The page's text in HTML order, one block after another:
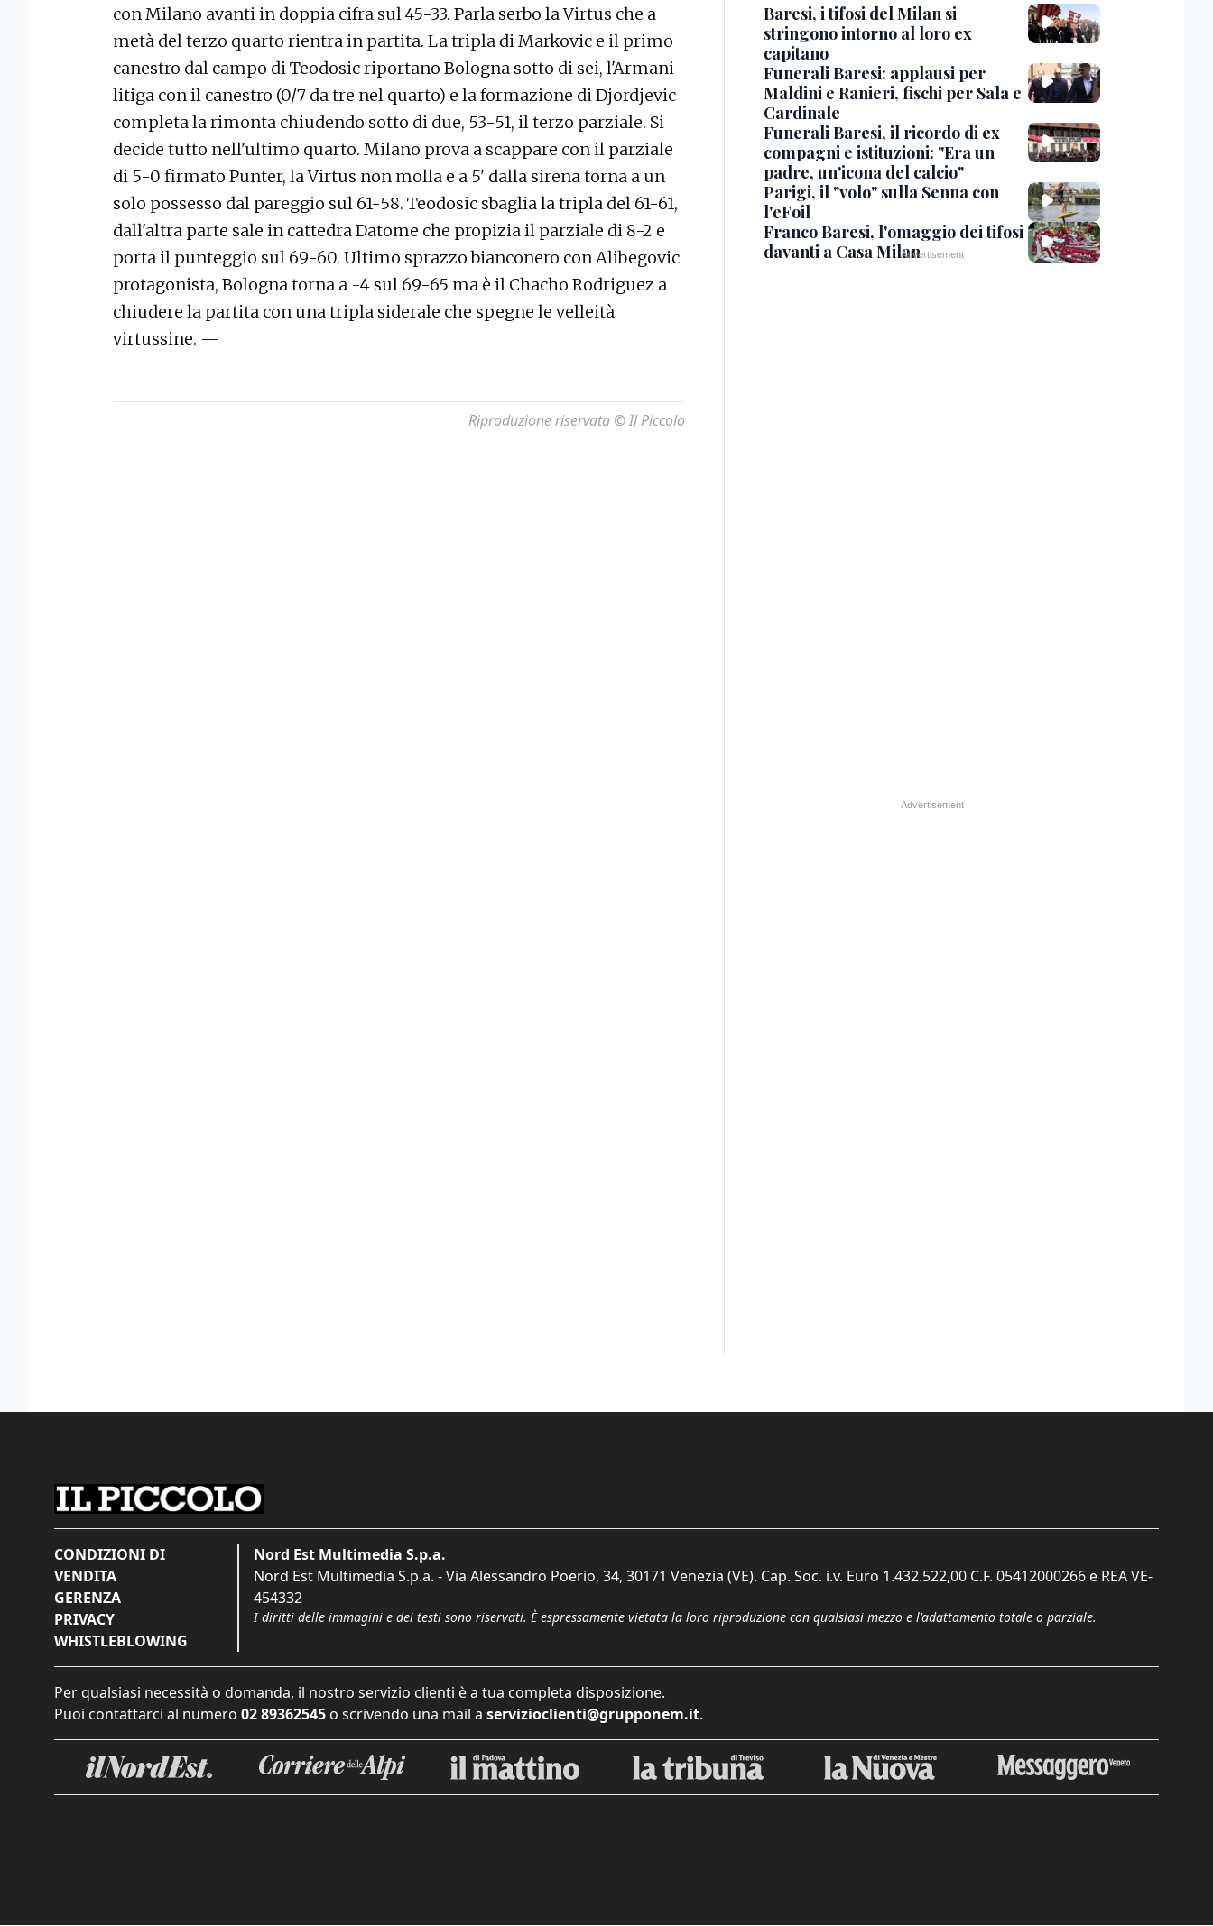
con Milano avanti in doppia cifra sul 45-33. Parla serbo la Virtus che a
metà del terzo quarto rientra in partita. La tripla di Markovic e il primo
canestro dal campo di Teodosic riportano Bologna sotto di sei, l'Armani
litiga con il canestro (0/7 da tre nel quarto) e la formazione di Djordjevic
completa la rimonta chiudendo sotto di due, 53-51, il terzo parziale. Si
decide tutto nell'ultimo quarto. Milano prova a scappare con il parziale
di 5-0 firmato Punter, la Virtus non molla e a 5' dalla sirena torna a un
solo possesso dal pareggio sul 61-58. Teodosic sbaglia la tripla del 61-61,
dall'altra parte sale in cattedra Datome che propizia il parziale di 8-2 e
porta il punteggio sul 69-60. Ultimo sprazzo bianconero con Alibegovic
protagonista, Bologna torna a -4 sul 69-65 ma è il Chacho Rodriguez a
chiudere la partita con una tripla siderale che spegne le velleità
virtussine. —
Riproduzione riservata © Il Piccolo
Baresi, i tifosi del Milan si
stringono intorno al loro ex
capitano
Funerali Baresi: applausi per
Maldini e Ranieri, fischi per Sala e
Cardinale
Funerali Baresi, il ricordo di ex
compagni e istituzioni: "Era un
padre, un'icona del calcio"
Parigi, il "volo" sulla Senna con
l'eFoil
Franco Baresi, l'omaggio dei tifosi
davanti a Casa Milan
CONDIZIONI DI
VENDITA
GERENZA
PRIVACY
WHISTLEBLOWING
Nord Est Multimedia S.p.a.
Nord Est Multimedia S.p.a. - Via Alessandro Poerio, 34, 30171 Venezia (VE). Cap. Soc. i.v. Euro 1.432.522,00 C.F. 05412000266 e REA VE-
454332
I diritti delle immagini e dei testi sono riservati. È espressamente vietata la loro riproduzione con qualsiasi mezzo e l'adattamento totale o parziale.
Per qualsiasi necessità o domanda, il nostro servizio clienti è a tua completa disposizione.
Puoi contattarci al numero 02 89362545 o scrivendo una mail a servizioclienti@grupponem.it.